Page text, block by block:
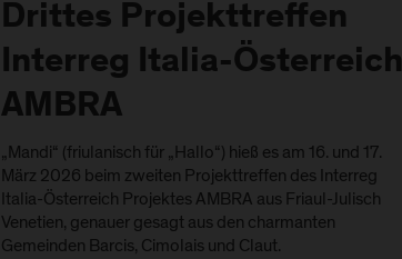
Drittes Projekttreffen
Interreg Italia-Österreich
AMBRA
„Mandi“ (friulanisch für „Hallo“) hieß es am 16. und 17.
März 2026 beim zweiten Projekttreffen des Interreg
Italia-Österreich Projektes AMBRA aus Friaul-Julisch
Venetien, genauer gesagt aus den charmanten
Gemeinden Barcis, Cimolais und Claut.